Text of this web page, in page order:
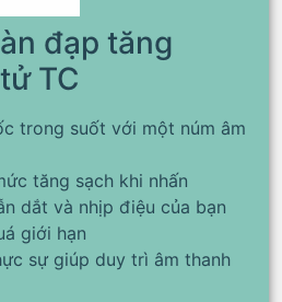
đạp tăng
TC
trong suốt với một núm âm
tăng sạch khi nhấn
dắt và nhịp điệu của bạn
giới hạn
sự giúp duy trì âm thanh